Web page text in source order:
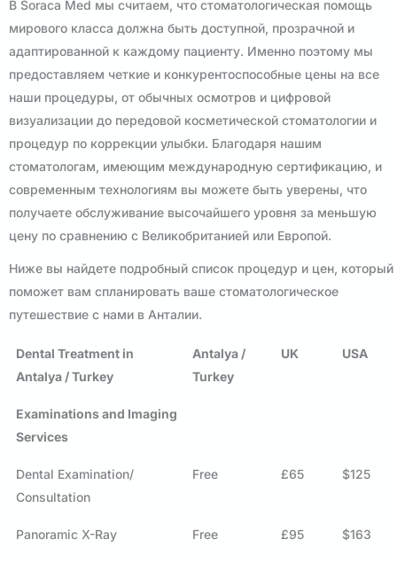
В Soraca Med мы считаем, что стоматологическая помощь
мирового класса должна быть доступной, прозрачной и
адаптированной к каждому пациенту. Именно поэтому мы
предоставляем четкие и конкурентоспособные цены на все
наши процедуры, от обычных осмотров и цифровой
визуализации до передовой косметической стоматологии и
процедур по коррекции улыбки. Благодаря нашим
стоматологам, имеющим международную сертификацию, и
современным технологиям вы можете быть уверены, что
получаете обслуживание высочайшего уровня за меньшую
цену по сравнению с Великобританией или Европой.
Ниже вы найдете подробный список процедур и цен, который
поможет вам спланировать ваше стоматологическое
путешествие с нами в Анталии.
Dental Treatment in
Antalya / Turkey
Antalya /
Turkey
UK USA
Examinations and Imaging
Services
Dental Examination/
Consultation
Free £65 $125
Panoramic X-Ray Free £95 $163